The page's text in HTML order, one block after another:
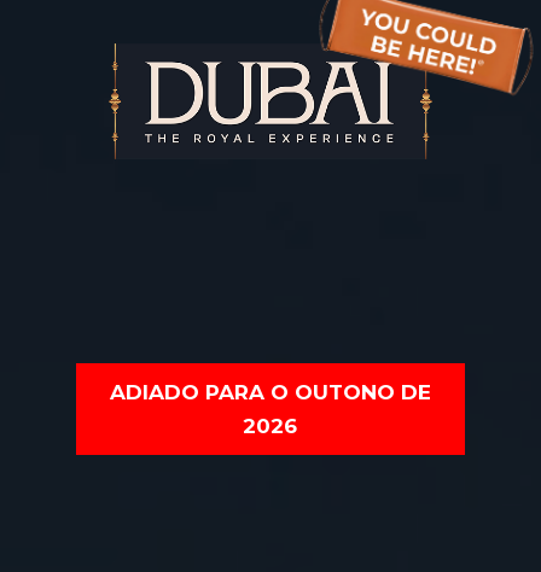
ADIADO PARA O OUTONO DE
2026